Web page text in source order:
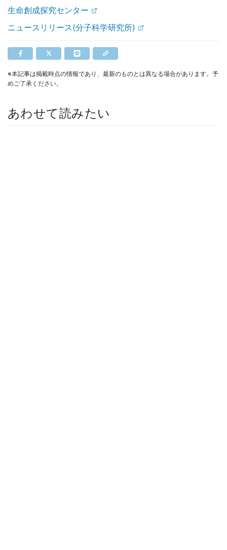
生命創成探究センター
ニュースリリース(分子科学研究所)
※本記事は掲載時点の情報であり、最新のものとは異なる場合があります。予
めご了承ください。
あわせて読みたい